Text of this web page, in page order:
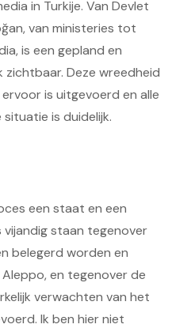
in Turkije. Van Devlet
van ministeries tot
is een gepland en
Deze wreedheid
is uitgevoerd en alle
situatie is duidelijk.
een staat en een
staan tegenover
belegerd worden en
en tegenover de
verwachten van het
Ik ben hier niet